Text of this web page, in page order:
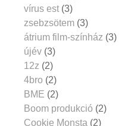
vírus est (3)
zsebzsötem (3)
átrium film-színház (3)
újév (3)
12z (2)
4bro (2)
BME (2)
Boom produkció (2)
Cookie Monsta (2)